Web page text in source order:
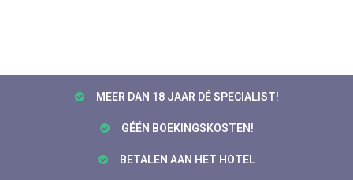
MEER DAN 18 JAAR DÉ SPECIALIST!
GÉÉN BOEKINGSKOSTEN!
BETALEN AAN HET HOTEL